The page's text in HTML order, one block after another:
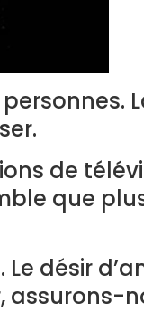
de
que
désir
assurons-